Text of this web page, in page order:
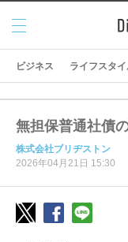
メニ
ュー
ビジネス ライフスタ
無担保普通社債
株式会社ブリヂストン
2026年04月21日 15:30